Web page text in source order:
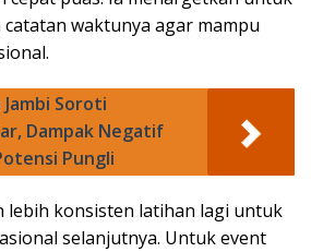
waktunya agar mampu
Jambi Soroti
Dampak Negatif
Pungli
lebih konsisten latihan lagi untuk
selanjutnya. Untuk event